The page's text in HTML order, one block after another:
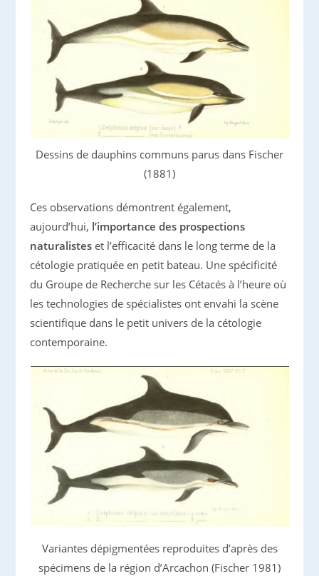
Dessins de dauphins communs parus dans Fischer
(1881)
Ces observations démontrent également,
aujourd’hui, l’importance des prospections
naturalistes et l’efficacité dans le long terme de la
cétologie pratiquée en petit bateau. Une spécificité
du Groupe de Recherche sur les Cétacés à l’heure où
les technologies de spécialistes ont envahi la scène
scientifique dans le petit univers de la cétologie
contemporaine.
Variantes dépigmentées reproduites d’après des
spécimens de la région d’Arcachon (Fischer 1981)